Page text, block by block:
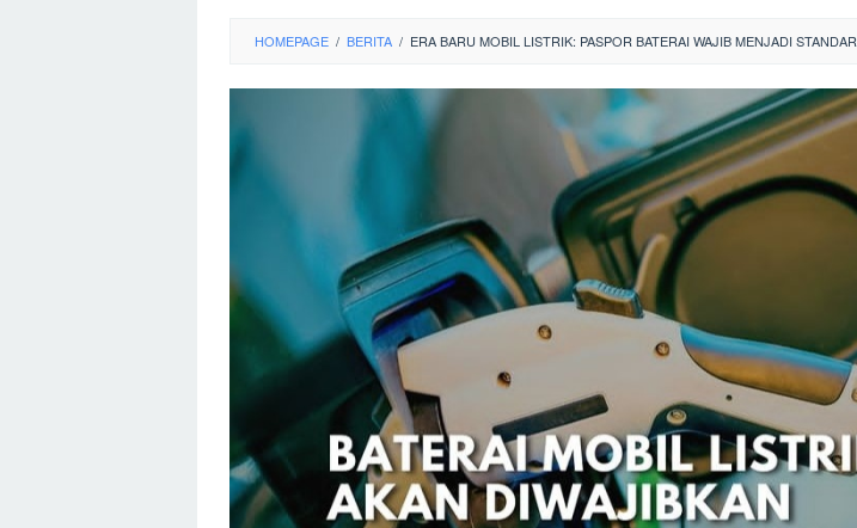
HOMEPAGE / BERITA / ERA BARU MOBIL LISTRIK: PASPOR BATERAI WAJIB MENJADI STANDAR